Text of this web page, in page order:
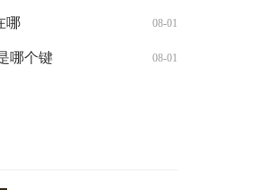
哪 08-01
哪个键 08-01